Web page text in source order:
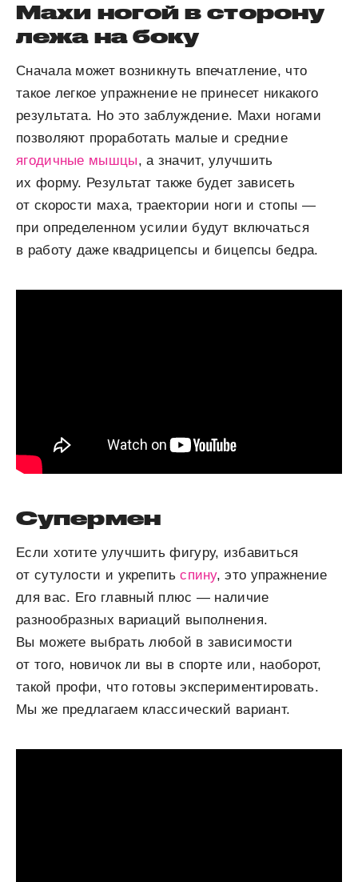
Махи ногой в сторону
лежа на боку
Сначала может возникнуть впечатление, что
такое легкое упражнение не принесет никакого
результата. Но это заблуждение. Махи ногами
позволяют проработать малые и средние
ягодичные мышцы, а значит, улучшить
их форму. Результат также будет зависеть
от скорости маха, траектории ноги и стопы —
при определенном усилии будут включаться
в работу даже квадрицепсы и бицепсы бедра.
Супермен
Если хотите улучшить фигуру, избавиться
от сутулости и укрепитьспину, это упражнение
для вас. Его главный плюс — наличие
разнообразных вариаций выполнения.
Вы можете выбрать любой в зависимости
от того, новичок ли вы в спорте или, наоборот,
такой профи, что готовы экспериментировать.
Мы же предлагаем классический вариант.